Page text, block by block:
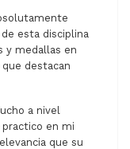
esta disciplina
y medallas en
destacan
a nivel
en mi
que su